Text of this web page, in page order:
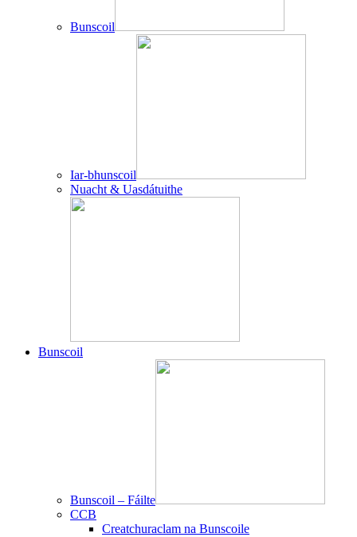
Bunscoil
Iar-bhunscoil
Nuacht & Uasdátuithe
Bunscoil
Bunscoil – Fáilte
CCB
Creatchuraclam na Bunscoile